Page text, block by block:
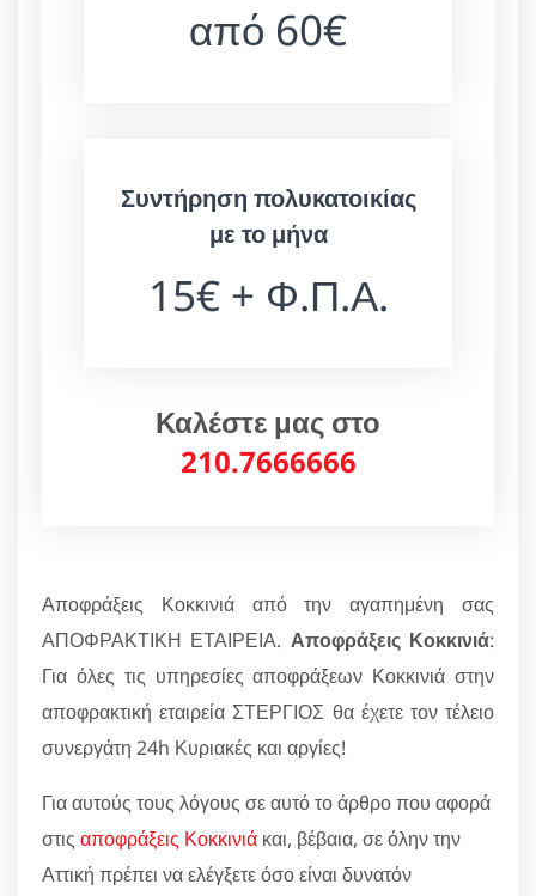
από 60€
Συντήρηση πολυκατοικίας
με το μήνα
15€ + Φ.Π.Α.
Καλέστε μας στο
210.7666666
Αποφράξεις Κοκκινιά από την αγαπημένη σας
ΑΠΟΦΡΑΚΤΙΚΗ ΕΤΑΙΡΕΙΑ. Αποφράξεις Κοκκινιά:
Για όλες τις υπηρεσίες αποφράξεων Κοκκινιά στην
αποφρακτική εταιρεία ΣΤΕΡΓΙΟΣ θα έχετε τον τέλειο
συνεργάτη 24h Κυριακές και αργίες!
Για αυτούς τους λόγους σε αυτό το άρθρο που αφορά
στις αποφράξεις Κοκκινιά και, βέβαια, σε όλην την
Αττική πρέπει να ελέγξετε όσο είναι δυνατόν